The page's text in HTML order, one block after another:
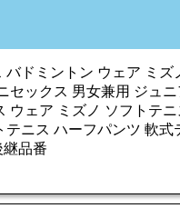
バドミントン ウェア ミズ
セックス 男女兼用 ジュ
ウェア ミズノ ソフトテ
テニス ハーフパンツ 軟式
継品番